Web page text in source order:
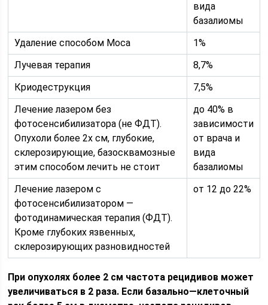
вида
базалиомы
Удаление способом Моса
1%
Лучевая терапия
8,7%
Криодеструкция
7,5%
Лечение лазером без
фотосенсибилизатора (не ФДТ).
Опухоли более 2х см, глубокие,
склерозирующие, базосквамозные
этим способом лечить не стоит
до 40% в
зависимости
от врача и
вида
базалиомы
Лечение лазером с
фотосенсибилизатором —
фотодинамическая терапия (ФДТ).
Кроме глубоких язвенных,
склерозирующих разновидностей
от 12 до 22%
При опухолях более 2 см частота рецидивов может
увеличиваться в 2 раза. Если базально—клеточный